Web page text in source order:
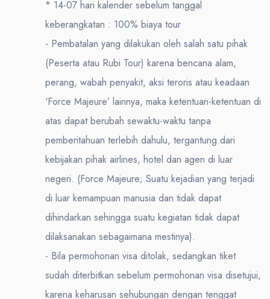
* 14-07 hari kalender sebelum tanggal
keberangkatan : 100% biaya tour
- Pembatalan yang dilakukan oleh salah satu pihak
(Peserta atau Rubi Tour) karena bencana alam,
perang, wabah penyakit, aksi teroris atau keadaan
‘Force Majeure’ lainnya, maka ketentuan-ketentuan di
atas dapat berubah sewaktu-waktu tanpa
pemberitahuan terlebih dahulu, tergantung dari
kebijakan pihak airlines, hotel dan agen di luar
negeri. (Force Majeure; Suatu kejadian yang terjadi
di luar kemampuan manusia dan tidak dapat
dihindarkan sehingga suatu kegiatan tidak dapat
dilaksanakan sebagaimana mestinya).
- Bila permohonan visa ditolak, sedangkan tiket
sudah diterbitkan sebelum permohonan visa disetujui,
karena keharusan sehubungan dengan tenggat